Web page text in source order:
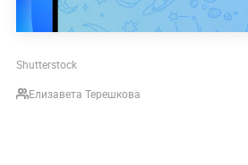
Shutterstock
Елизавета Терешкова